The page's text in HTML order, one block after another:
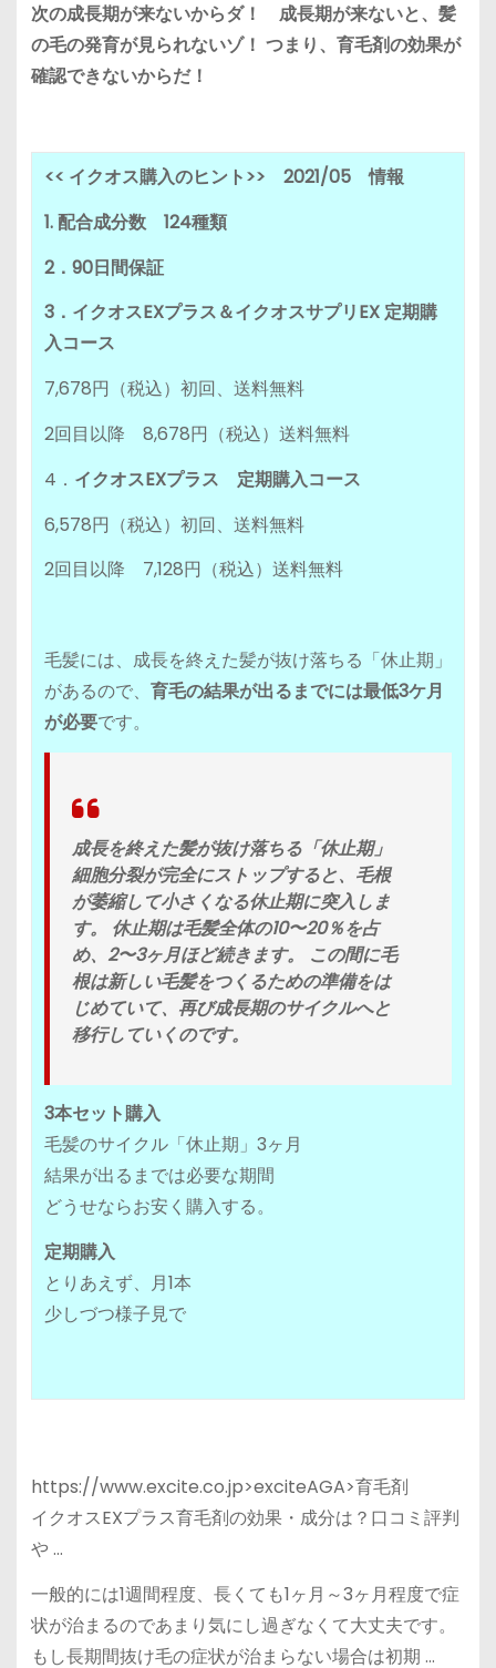
次の成長期が来ないからダ！ 成長期が来ないと、髪
の毛の発育が見られないゾ！ つまり、育毛剤の効果が
確認できないからだ！
<< イクオス購入のヒント>> 2021/05 情報
1. 配合成分数 124種類
2．90日間保証
3．イクオスEXプラス＆イクオスサプリEX 定期購
入コース
7,678円（税込）初回、送料無料
2回目以降 8,678円（税込）送料無料
4． イクオスEXプラス 定期購入コース
6,578円（税込）初回、送料無料
2回目以降 7,128円（税込）送料無料
毛髪には、成長を終えた髪が抜け落ちる「休止期」
があるので、 育毛の結果が出るまでには最低3ケ月
が必要です。
成長を終えた髪が抜け落ちる「休止期」
細胞分裂が完全にストップすると、毛根
が萎縮して小さくなる休止期に突入しま
す。 休止期は毛髪全体の10〜20％を占
め、2〜3ヶ月ほど続きます。 この間に毛
根は新しい毛髪をつくるための準備をは
じめていて、再び成長期のサイクルへと
移行していくのです。
3本セット購入
毛髪のサイクル「休止期」3ヶ月
結果が出るまでは必要な期間
どうせならお安く購入する。
定期購入
とりあえず、月1本
少しづつ様子見で
https://www.excite.co.jp>exciteAGA>育毛剤
イクオスEXプラス育毛剤の効果・成分は？口コミ評判
や …
一般的には1週間程度、長くても1ヶ月～3ヶ月程度で症
状が治まるのであまり気にし過ぎなくて大丈夫です。
もし長期間抜け毛の症状が治まらない場合は初期 …